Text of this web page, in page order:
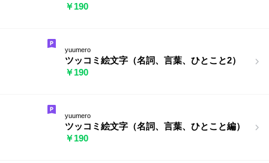
￥190
yuumero
ツッコミ絵文字（名詞、言葉、ひとこと2）
￥190
yuumero
ツッコミ絵文字（名詞、言葉、ひとこと編）
￥190